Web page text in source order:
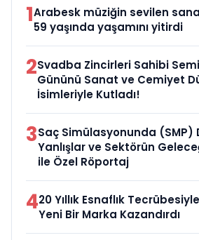
1Arabesk müziğin sevilen
59 yaşında yaşamını yitirdi
2Svadba Zincirleri Sahibi
Gününü Sanat ve Cemiyet
İsimleriyle Kutladı!
3Saç Simülasyonunda (SMP)
Yanlışlar ve Sektörün
ile Özel Röportaj
420 Yıllık Esnaflık
Yeni Bir Marka Kazandırdı